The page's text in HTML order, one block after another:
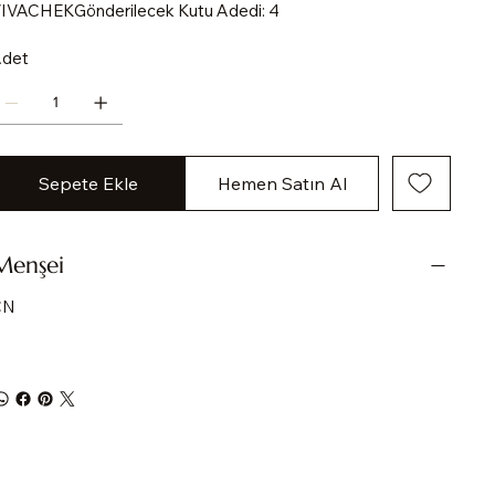
Kutu Adedi: 4
Sepete Ekle Hemen Satın Al